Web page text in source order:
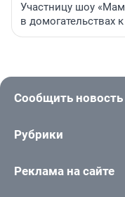
Участницу шоу
в домогательствах
Сообщить новость
Рубрики
Реклама на сайте